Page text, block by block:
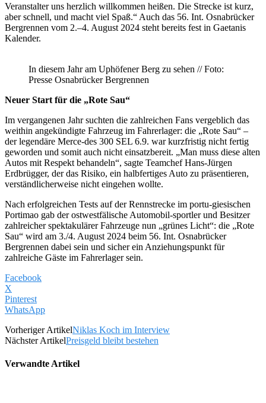
Veranstalter uns herzlich willkommen heißen. Die Strecke ist kurz,
aber schnell, und macht viel Spaß.“ Auch das 56. Int. Osnabrücker
Bergrennen vom 2.–4. August 2024 steht bereits fest in Gaetanis
Kalender.
In diesem Jahr am Uphöfener Berg zu sehen // Foto:
Presse Osnabrücker Bergrennen
Neuer Start für die „Rote Sau“
Im vergangenen Jahr suchten die zahlreichen Fans vergeblich das
weithin angekündigte Fahrzeug im Fahrerlager: die „Rote Sau“ –
der legendäre Merce-des 300 SEL 6.9. war kurzfristig nicht fertig
geworden und somit auch nicht einsatzbereit. „Man muss diese alten
Autos mit Respekt behandeln“, sagte Teamchef Hans-Jürgen
Erdbrügger, der das Risiko, ein halbfertiges Auto zu präsentieren,
verständlicherweise nicht eingehen wollte.
Nach erfolgreichen Tests auf der Rennstrecke im portu-giesischen
Portimao gab der ostwestfälische Automobil-sportler und Besitzer
zahlreicher spektakulärer Fahrzeuge nun „grünes Licht“: die „Rote
Sau“ wird am 3./4. August 2024 beim 56. Int. Osnabrücker
Bergrennen dabei sein und sicher ein Anziehungspunkt für
zahlreiche Gäste im Fahrerlager sein.
Facebook
X
Pinterest
WhatsApp
Vorheriger ArtikelNiklas Koch im Interview
Nächster ArtikelPreisgeld bleibt bestehen
Verwandte Artikel